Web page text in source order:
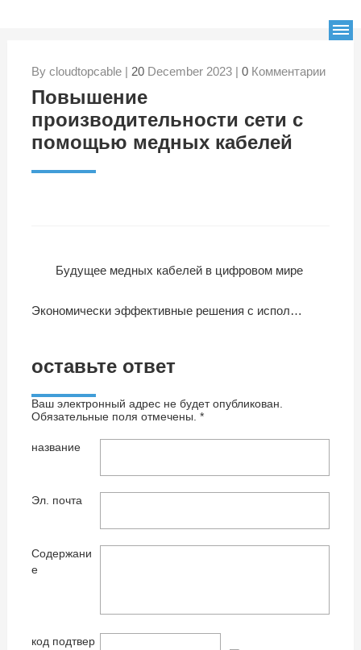
By cloudtopcable | 20December 2023 | 0Комментарии
Повышение
производительности сети с
помощью медных кабелей
Будущее медных кабелей в цифровом мире
Экономически эффективные решения с использованием медных кабелей
оставьте ответ
Ваш электронный адрес не будет опубликован.
Обязательные поля отмечены. *
название
Эл. почта
Содержани
е
код подтвер